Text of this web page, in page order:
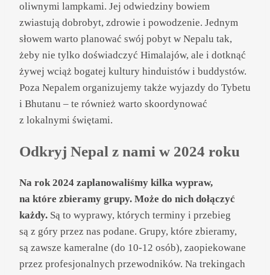
oliwnymi lampkami. Jej odwiedziny bowiem
zwiastują dobrobyt, zdrowie i powodzenie. Jednym
słowem warto planować swój pobyt w Nepalu tak,
żeby nie tylko doświadczyć Himalajów, ale i dotknąć
żywej wciąż bogatej kultury hinduistów i buddystów.
Poza Nepalem organizujemy także wyjazdy do Tybetu
i Bhutanu – te również warto skoordynować
z lokalnymi świętami.
Odkryj Nepal z nami w 2024 roku
Na rok 2024 zaplanowaliśmy kilka wypraw,
na które zbieramy grupy. Może do nich dołączyć
każdy. Są to wyprawy, których terminy i przebieg
są z góry przez nas podane. Grupy, które zbieramy,
są zawsze kameralne (do 10-12 osób), zaopiekowane
przez profesjonalnych przewodników. Na trekingach